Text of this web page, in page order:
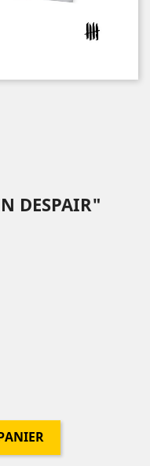
DESPAIR"